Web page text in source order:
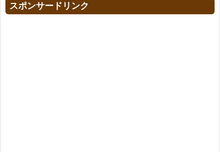
スポンサードリンク